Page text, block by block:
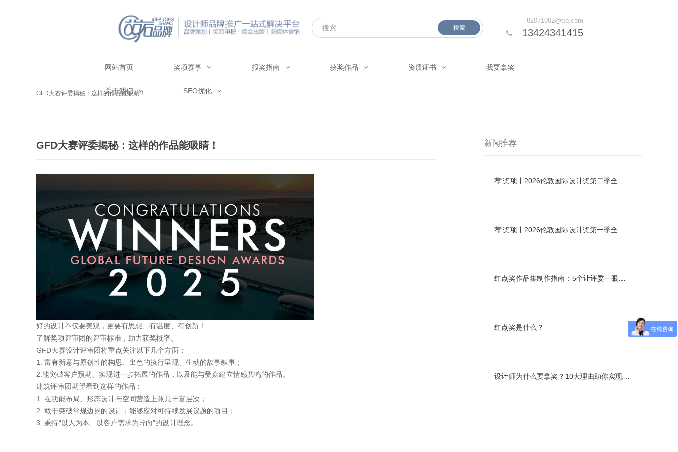
13424341415
82071002@qq.com
搜索
网站首页 奖项赛事 报奖指南 获奖作品 资质证书 我要拿奖
关于我们 SEO优化
GFD大赛评委揭秘：这样的作品能吸睛！
GFD大赛评委揭秘：这样的作品能吸睛！
好的设计不仅要美观，更要有思想、有温度、有创新！
了解奖项评审团的评审标准，助力获奖概率。
GFD大赛设计评审团将重点关注以下几个方面：
1. 富有新意与原创性的构思、出色的执行呈现、生动的故事叙事；
2.能突破客户预期、实现进一步拓展的作品，以及能与受众建立情感共鸣的作品。
建筑评审团期望看到这样的作品：
1. 在功能布局、形态设计与空间营造上兼具丰富层次；
2. 敢于突破常规边界的设计；能够应对可持续发展议题的项目；
3. 秉持“以人为本、以客户需求为导向”的设计理念。
新闻推荐
红点奖是什么？